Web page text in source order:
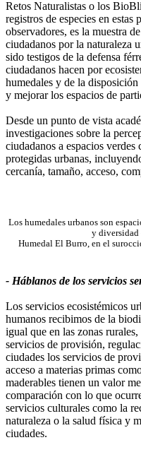
Retos Naturalistas o los
registros de especies en
observadores, es la muestra
ciudadanos por la naturaleza
sido testigos de la defensa
ciudadanos hacen por
humedales y de la
y mejorar los espacios de
Desde un punto de vista
investigaciones sobre la
ciudadanos a espacios verdes
protegidas urbanas,
cercanía, tamaño, acceso,
Los humedales urbanos son
y diversidad
Humedal El Burro, en el
- Háblanos de los servicios
Los servicios ecosistémicos
humanos recibimos de la
igual que en las zonas
servicios de provisión,
ciudades los servicios de
acceso a materias primas
maderables tienen un valor
comparación con lo que
servicios culturales como la
naturaleza o la salud física y
ciudades.